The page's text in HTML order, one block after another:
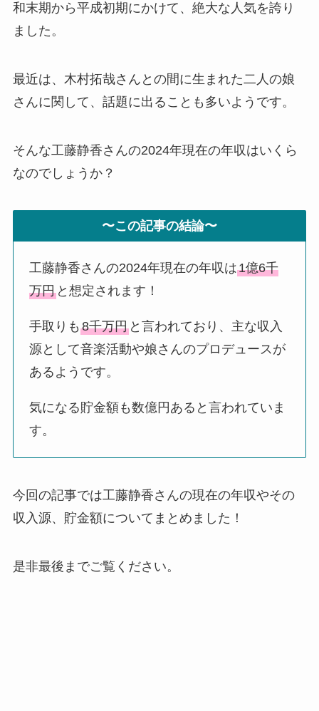
和末期から平成初期にかけて、絶大な人気を誇り
ました。
最近は、木村拓哉さんとの間に生まれた二人の娘
さんに関して、話題に出ることも多いようです。
そんな工藤静香さんの2024年現在の年収はいくら
なのでしょうか？
〜この記事の結論〜
工藤静香さんの2024年現在の年収は1億6千
万円 と想定されます！
手取りも8千万円 と言われており、主な収入
源として音楽活動や娘さんのプロデュースが
あるようです。
気になる貯金額も数億円あると言われていま
す。
今回の記事では工藤静香さんの現在の年収やその
収入源、貯金額についてまとめました！
是非最後までご覧ください。